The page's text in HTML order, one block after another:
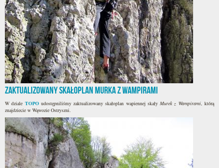
Zaktualizowany skałoplan Murka z Wampirami
W dziale TOPOudostępniliśmy zaktualizowany skałoplan wapiennej skałyMurek z Wampirami, którą
znajdziecie w Wąwozie Ostryszni.